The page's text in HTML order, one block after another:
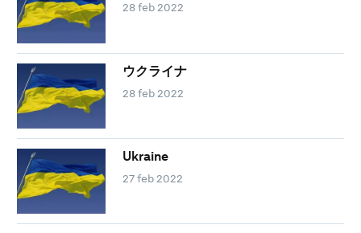
28 feb 2022
ウクライナ
28 feb 2022
Ukraine
27 feb 2022